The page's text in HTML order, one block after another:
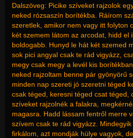
Dalszöveg: Picike szíveket rajzolok
neked rózsaszín borítékba. Ráírom
szeretlek, amikor nem vagy itt folyton
két szemem látom az arcodat, hidd el
boldogabb. Hunyd le hát két szemed
sok pici angyal csak te rád vigyázz,
megy csak megy a levél kis
neked rajzoltam benne pár gyönyörű
minden nap szereti jó szeretni téged
csak téged, keresni téged csat téged,
szíveket rajzolnék a falakra,
magasra. Hadd lássam fentről merre
szívem csak te rád vigyázz.
firkálom, azt mondják hülye vagyok,